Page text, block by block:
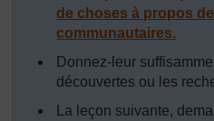
de choses à propos
communautaires.
Donnez-leur
découvertes ou les
La leçon suivante,